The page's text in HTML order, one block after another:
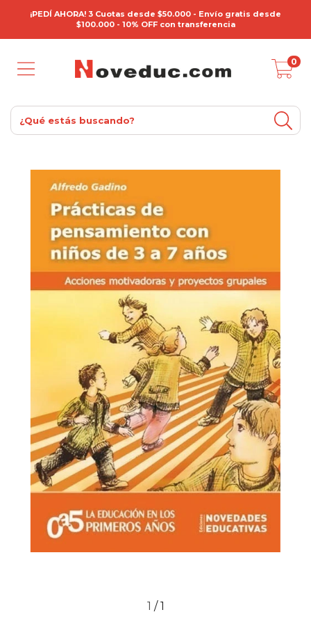
¡PEDÍ AHORA! 3 Cuotas desde $50.000 - Envío gratis desde
$100.000 - 10% OFF con transferencia
0
1 /1